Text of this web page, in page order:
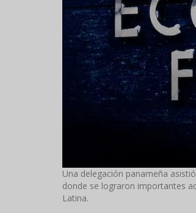
Una delegación panameña
donde se lograron importantes
Latina.